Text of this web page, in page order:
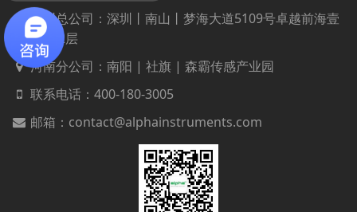
深圳总公司：深圳丨南山丨梦海大道5109号卓越前海壹
号T3座32层
河南分公司：南阳 | 社旗 | 森霸传感产业园
联系电话： 400-180-3005
邮箱：contact@alphainstruments.com